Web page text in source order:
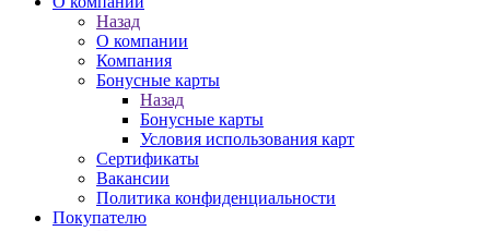
Назад
О компании
Компания
Бонусные карты
Назад
Бонусные карты
Условия использования карт
Сертификаты
Вакансии
Политика конфиденциальности
Покупателю